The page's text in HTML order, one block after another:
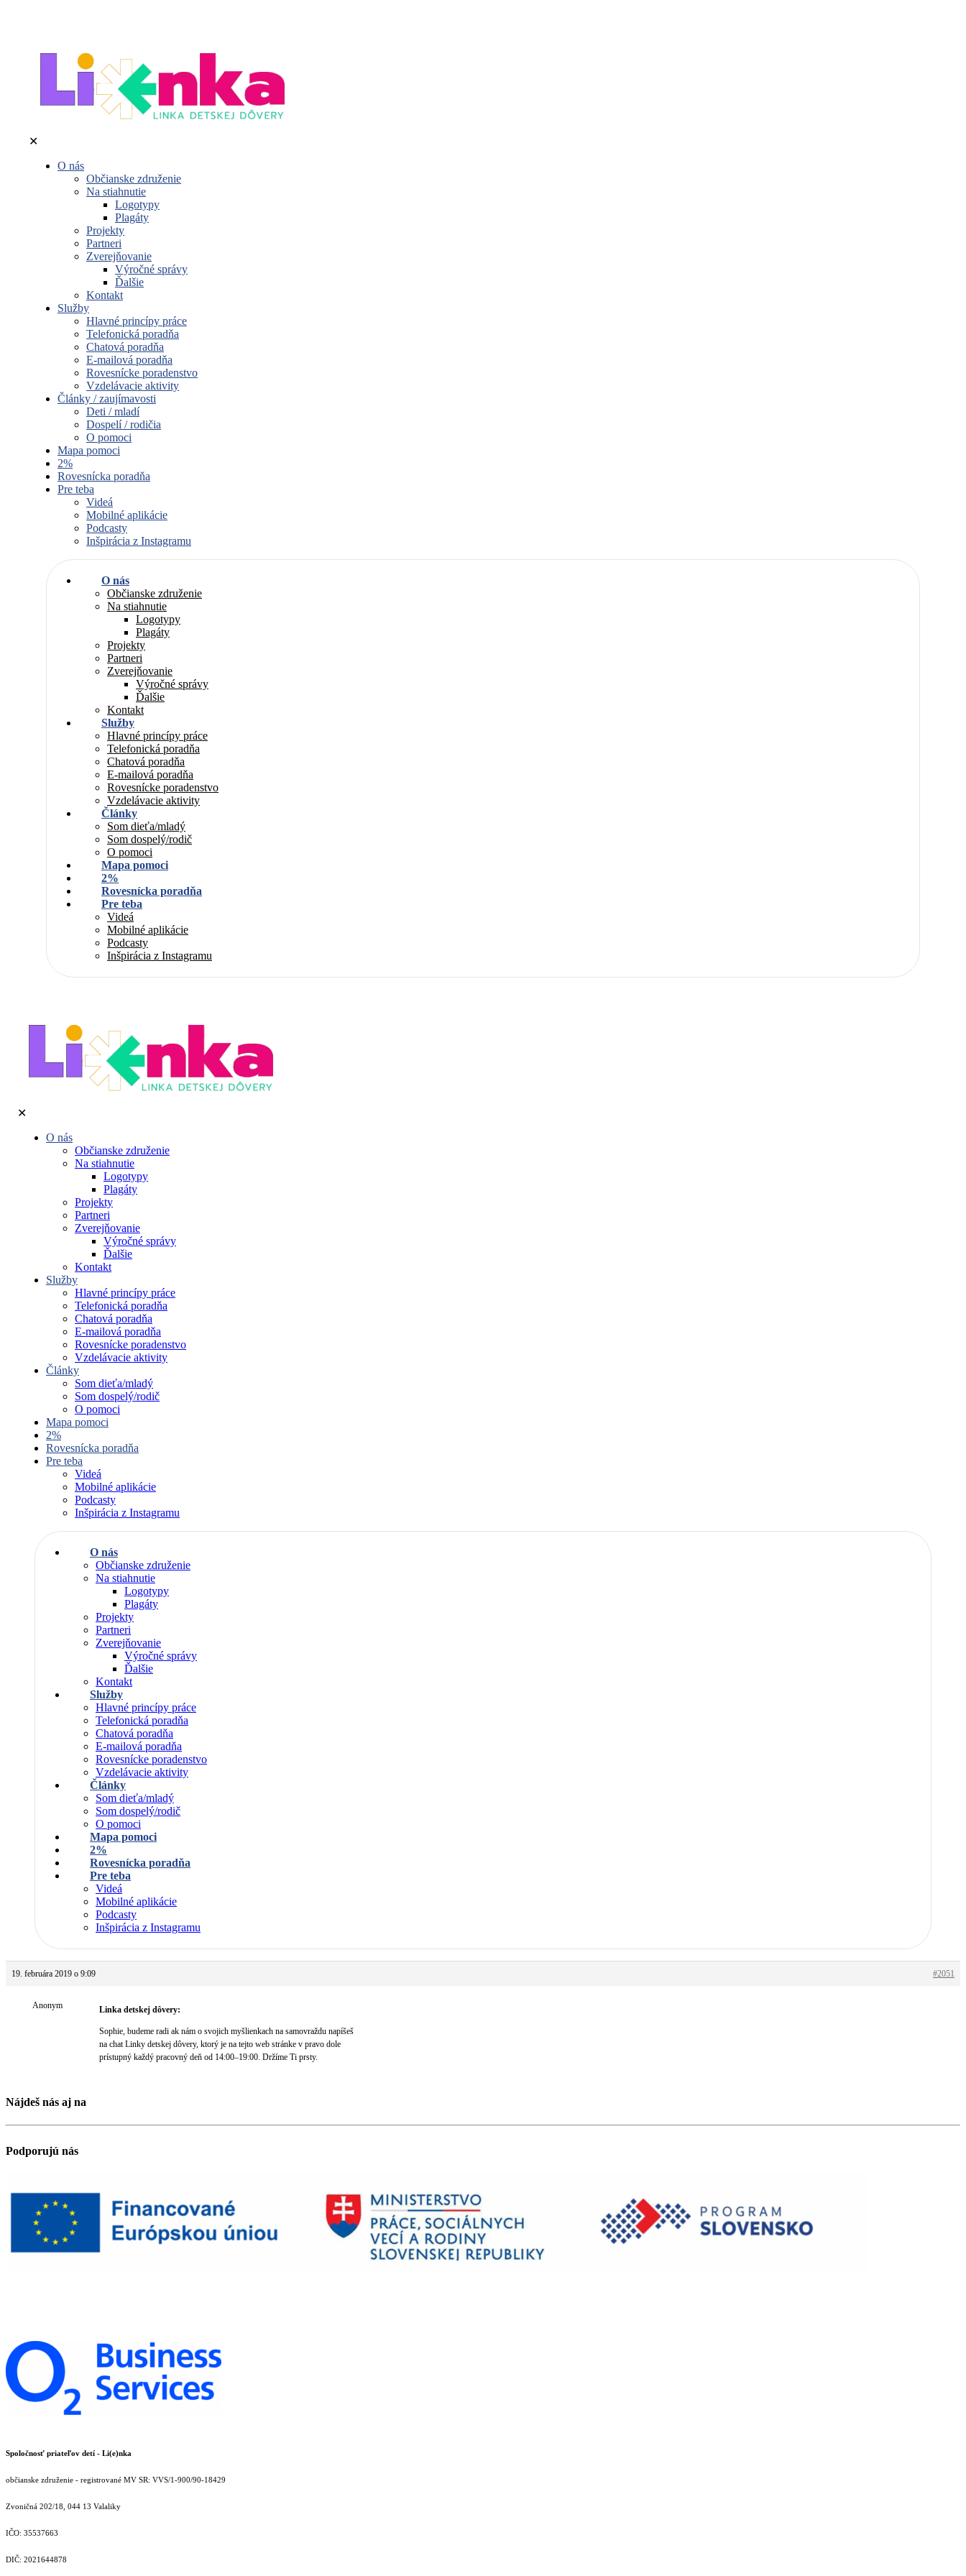
✕
O nás
Občianske združenie
Na stiahnutie
Logotypy
Plagáty
Projekty
Partneri
Zverejňovanie
Výročné správy
Ďalšie
Kontakt
Služby
Hlavné princípy práce
Telefonická poradňa
Chatová poradňa
E-mailová poradňa
Rovesnícke poradenstvo
Vzdelávacie aktivity
Články / zaujímavosti
Deti / mladí
Dospelí / rodičia
O pomoci
Mapa pomoci
2%
Rovesnícka poradňa
Pre teba
Videá
Mobilné aplikácie
Podcasty
Inšpirácia z Instagramu
O nás
Občianske združenie
Na stiahnutie
Logotypy
Plagáty
Projekty
Partneri
Zverejňovanie
Výročné správy
Ďalšie
Kontakt
Služby
Hlavné princípy práce
Telefonická poradňa
Chatová poradňa
E-mailová poradňa
Rovesnícke poradenstvo
Vzdelávacie aktivity
Články
Som dieťa/mladý
Som dospelý/rodič
O pomoci
Mapa pomoci
2%
Rovesnícka poradňa
Pre teba
Videá
Mobilné aplikácie
Podcasty
Inšpirácia z Instagramu
✕
O nás
Občianske združenie
Na stiahnutie
Logotypy
Plagáty
Projekty
Partneri
Zverejňovanie
Výročné správy
Ďalšie
Kontakt
Služby
Hlavné princípy práce
Telefonická poradňa
Chatová poradňa
E-mailová poradňa
Rovesnícke poradenstvo
Vzdelávacie aktivity
Články
Som dieťa/mladý
Som dospelý/rodič
O pomoci
Mapa pomoci
2%
Rovesnícka poradňa
Pre teba
Videá
Mobilné aplikácie
Podcasty
Inšpirácia z Instagramu
O nás
Občianske združenie
Na stiahnutie
Logotypy
Plagáty
Projekty
Partneri
Zverejňovanie
Výročné správy
Ďalšie
Kontakt
Služby
Hlavné princípy práce
Telefonická poradňa
Chatová poradňa
E-mailová poradňa
Rovesnícke poradenstvo
Vzdelávacie aktivity
Články
Som dieťa/mladý
Som dospelý/rodič
O pomoci
Mapa pomoci
2%
Rovesnícka poradňa
Pre teba
Videá
Mobilné aplikácie
Podcasty
Inšpirácia z Instagramu
19. februára 2019 o 9:09 #2051
Anonym Linka detskej dôvery:
Sophie, budeme radi ak nám o svojich myšlienkach na samovraždu napíšeš
na chat Linky detskej dôvery, ktorý je na tejto web stránke v pravo dole
prístupný každý pracovný deň od 14:00–19:00. Držíme Ti prsty.
Nájdeš nás aj na
Podporujú nás
Spoločnosť priateľov detí - Li(e)nka
občianske združenie - registrované MV SR: VVS/1-900/90-18429
Zvoničná 202/18, 044 13 Valaliky
IČO: 35537663
DIČ: 2021644878